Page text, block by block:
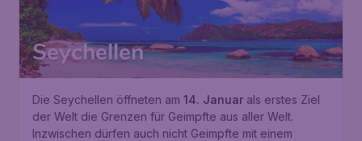
Seychellen
Die Seychellen öffneten am 14. Januar als erstes Ziel
der Welt die Grenzen für Geimpfte aus aller Welt.
Inzwischen dürfen auch nicht Geimpfte mit einem